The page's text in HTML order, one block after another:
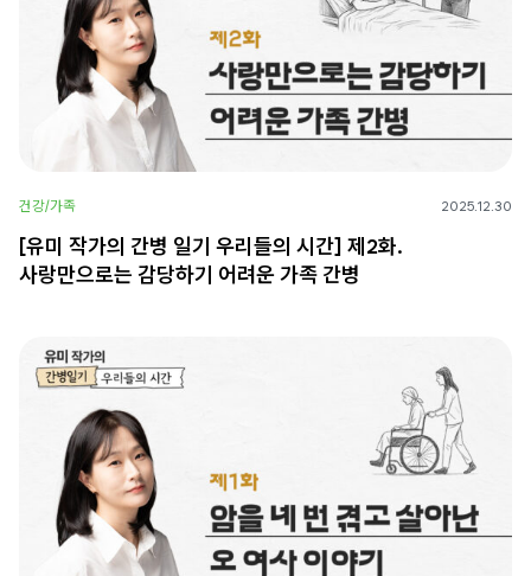
건강/가족 2025.12.30
[유미 작가의 간병 일기 우리들의 시간] 제2화.
사랑만으로는 감당하기 어려운 가족 간병